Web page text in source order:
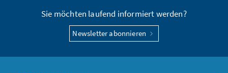
Sie möchten laufend informiert werden?
Newsletter abonnieren